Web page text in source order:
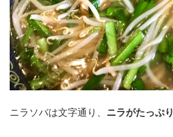
ニラソバは文字通り、 ニラがたっぷり